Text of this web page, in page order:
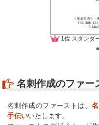
1位 スタンダ
●
名刺作成のファー
名刺作成のファーストは、
手伝いいたします。